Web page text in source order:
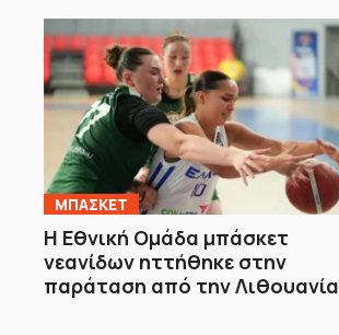
ΜΠΑΣΚΕΤ
Η Εθνική Ομάδα μπάσκετ
νεανίδων ηττήθηκε στην
παράταση από την Λιθουανία